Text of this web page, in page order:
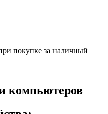
покупке за наличный
компьютеров